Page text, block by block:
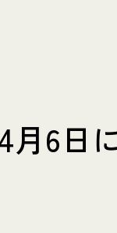
月6日